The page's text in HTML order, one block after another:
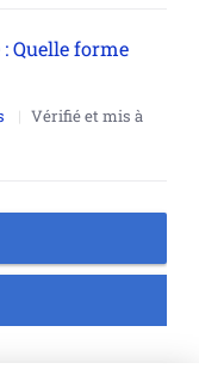
Quelle forme
Vérifié et mis à